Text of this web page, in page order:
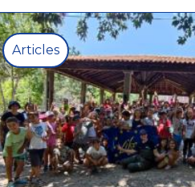
Articles